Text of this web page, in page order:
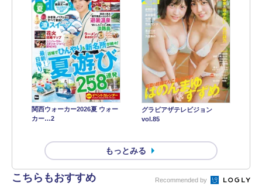
関西ウォーカー2026夏 ウォー
カー…2
グラビアザテレビジョン
vol.85
もっとみる
こちらもおすすめ Recommended by